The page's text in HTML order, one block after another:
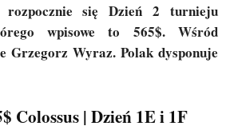
się Dzień 2 turnieju
wpisowe to 565$. Wśród
Grzegorz Wyraz. Polak dysponuje
Colossus | Dzień 1E i 1F